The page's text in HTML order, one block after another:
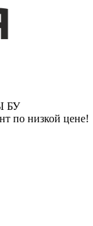
БУ
по низкой цене!